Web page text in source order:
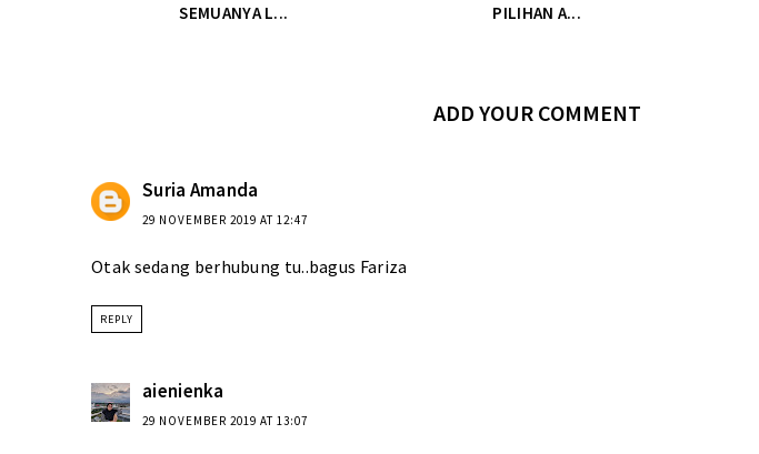
SEMUANYA L...
PILIHAN A...
ADD YOUR COMMENT
Suria Amanda
29 NOVEMBER 2019 AT 12:47
Otak sedang berhubung tu..bagus Fariza
REPLY
aienienka
29 NOVEMBER 2019 AT 13:07